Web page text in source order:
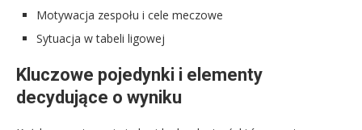
Motywacja zespołu i cele meczowe
Sytuacja w tabeli ligowej
Kluczowe pojedynki i elementy
decydujące o wyniku